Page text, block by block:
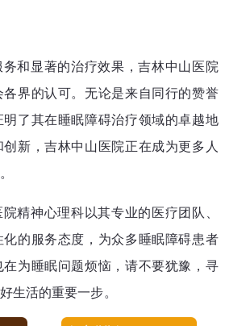
和显著的治疗效果，吉林中山医院
界的认可。无论是来自同行的赞誉
了其在睡眠障碍治疗领域的卓越地
新，吉林中山医院正在成为更多人
精神心理科以其专业的医疗团队、
的服务态度，为众多睡眠障碍患者
为睡眠问题烦恼，请不要犹豫，寻
生活的重要一步。